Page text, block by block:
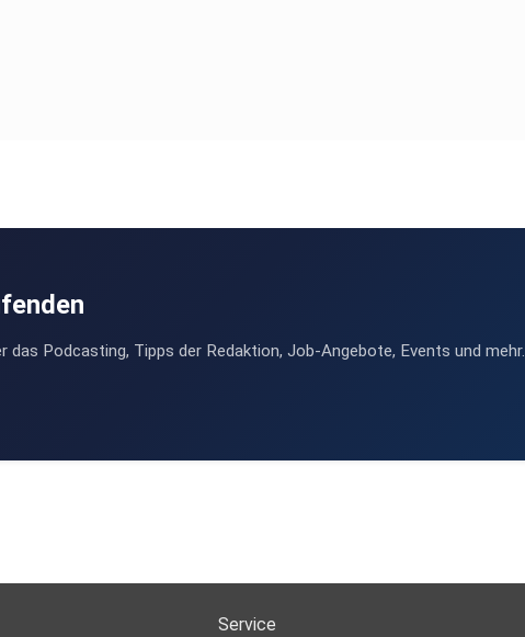
Podcasting, Tipps der Redaktion, Job-Angebote, Events und mehr.
Service